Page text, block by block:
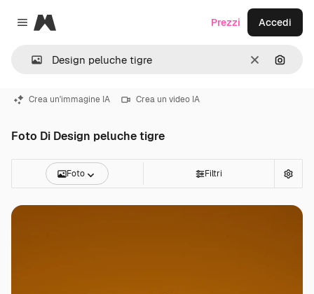
Close menu
Magnific
CancellaCerca
Prezzi Accedi
Crea un'immagine IA Crea un video IA
Foto Di Design peluche tigre
Foto Filtri